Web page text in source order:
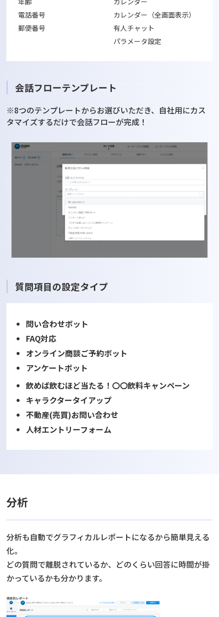
電話番号
郵便番号
カレンダー（全画面表示）
有人チャット
パラメータ設定
会話フローテンプレート
※8つのテンプレートからお選びいただき、自社用にカス
タマイズするだけで会話フローが完成！
質問項目の設定タイプ
問い合わせボット
FAQ対応
オンライン商談ご予約ボット
アンケートボット
飲めば飲むほど当たる！〇〇飲料キャンペーン
キャラクタータイアップ
不動産(売買)お問い合わせ
人材エントリーフォーム
分析
分析も自動でグラフィカルレポートになるから簡単見える
化。
どの質問で離脱されているか、どのくらい回答に時間が掛
かっているかも分かります。